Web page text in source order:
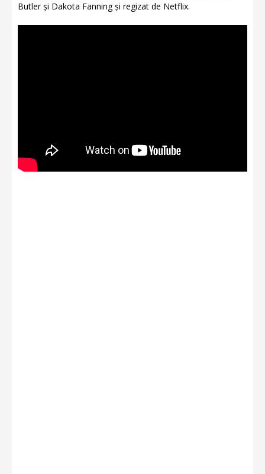
Butler și Dakota Fanning și regizat de Netflix.